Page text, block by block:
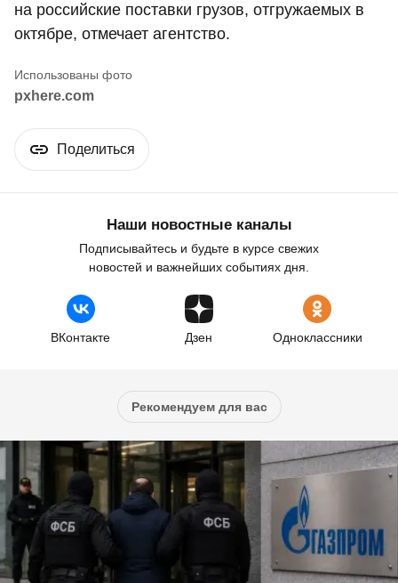
на российские поставки грузов, отгружаемых в
октябре, отмечает агентство.
pxhere.com
Поделиться
Наши новостные каналы
Подписывайтесь и будьте в курсе свежих
новостей и важнейших событиях дня.
ВКонтакте Дзен Одноклассники
Рекомендуем для вас